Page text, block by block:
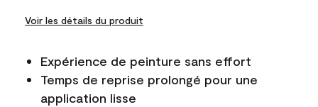
Voir les détails du produit
Expérience de peinture sans effort
Temps de reprise prolongé pour une
application lisse